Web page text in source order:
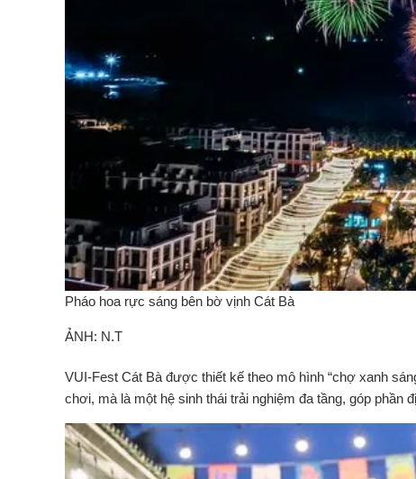
Pháo hoa rực sáng bên bờ vịnh Cát Bà
ẢNH: N.T
VUI-Fest Cát Bà được thiết kế theo mô hình “chợ xanh
chơi, mà là một hệ sinh thái trải nghiệm đa tầng, góp phần